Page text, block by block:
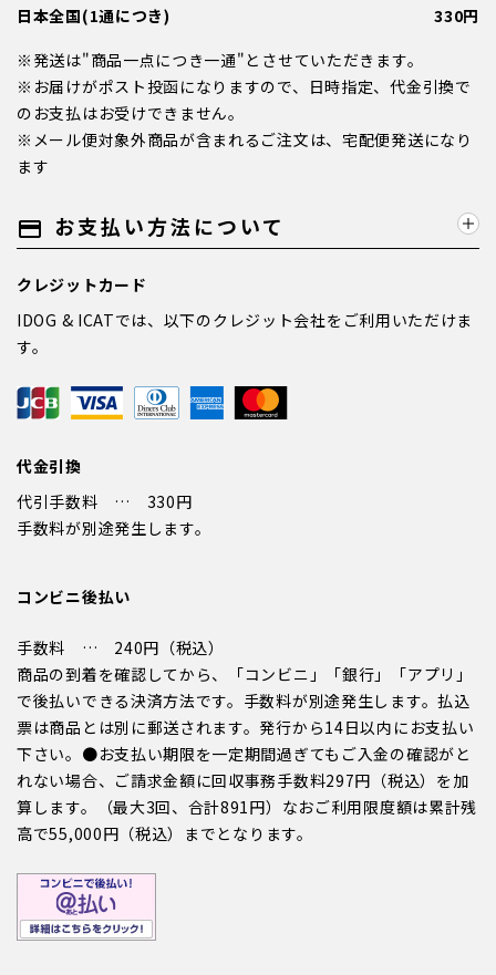
日本全国(1通につき)
330円
※発送は"商品一点につき一通"とさせていただきます。
※お届けがポスト投函になりますので、日時指定、代金引換で
のお支払はお受けできません。
※メール便対象外商品が含まれるご注文は、宅配便発送になり
ます
payment お支払い方法について
クレジットカード
IDOG & ICATでは、以下のクレジット会社をご利用いただけま
す。
代金引換
代引手数料 … 330円
手数料が別途発生します。
コンビニ後払い
手数料 … 240円（税込）
商品の到着を確認してから、「コンビニ」「銀行」「アプリ」
で後払いできる決済方法です。手数料が別途発生します。払込
票は商品とは別に郵送されます。発行から14日以内にお支払い
下さい。●お支払い期限を一定期間過ぎてもご入金の確認がと
れない場合、ご請求金額に回収事務手数料297円（税込）を加
算します。（最大3回、合計891円）なおご利用限度額は累計残
高で55,000円（税込）までとなります。